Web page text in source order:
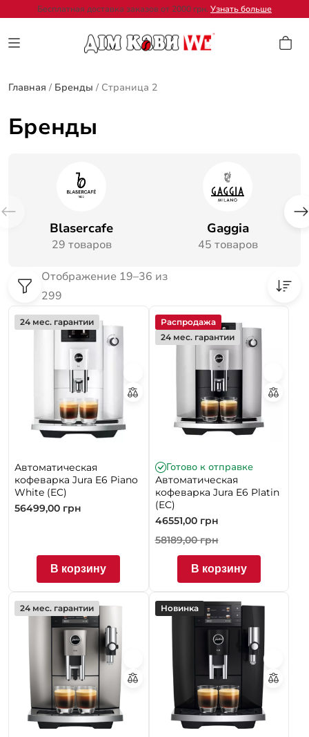
Бесплатная доставка заказов от 2000 грн. Узнать больше
Главная / Бренды / Страница 2
Бренды
Blasercafe
29 товаров
Gaggia
45 товаров
Отображение 19–36 из
299
24 мес. гарантии
Автоматическая
кофеварка Jura E6 Piano
White (EC)
56499,00 грн
В корзину
Распродажа
24 мес. гарантии
Готово к отправке
Автоматическая
кофеварка Jura E6 Platin
(EC)
46551,00 грн
58189,00грн
В корзину
24 мес. гарантии Новинка